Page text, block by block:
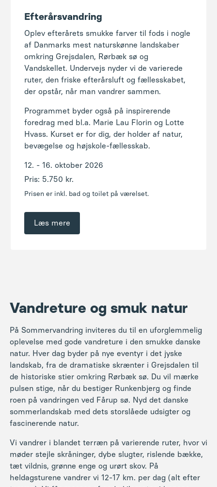
ruter, den friske efterårsluft og fællesskabet,
der opstår, når man vandrer sammen.
Programmet byder også på inspirerende
foredrag med bl.a. Marie Lau Florin og Lotte
Hvass. Kurset er for dig, der holder af natur,
bevægelse og højskole-fællesskab.
Pris: 5.750 kr.
Prisen er inkl. bad og toilet på værelset.
Læs mere
landskab, fra de dramatiske skrænter i Grejsdalen til
de historiske stier omkring Rørbæk sø. Du vil mærke
pulsen stige, når du bestiger Runkenbjerg og finde
roen på vandringen ved Fårup sø. Nyd det danske
sommerlandskab med dets storslåede udsigter og
fascinerende natur.
Vi vandrer i blandet terræn på varierende ruter, hvor vi
møder stejle skråninger, dybe slugter, rislende bække,
tæt vildnis, grønne enge og urørt skov. På
heldagsturene vandrer vi 12-17 km. per dag (alt efter
terræn). Vi får masser af gode kilometer i benene,
mens vi hygger os, får sol på kinderne og oplever
landskabernes frodige flora, fauna og spændende
fortællinger.
Du kan læse om de forskellige vandreture i